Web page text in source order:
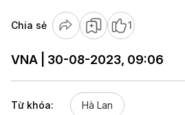
Chia sẻ 1
VNA | 30-08-2023, 09:06
Từ khóa: Hà Lan